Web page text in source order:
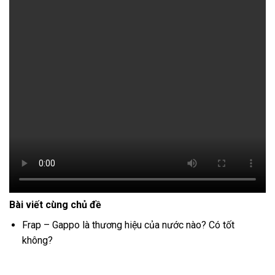
Bài viết cùng chủ đề
Frap – Gappo là thương hiệu của nước nào? Có tốt
không?